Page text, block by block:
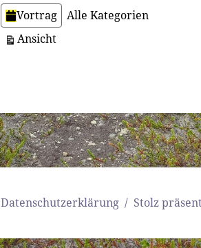
Vortrag
Alle Kategorien
Ansichtausdrucken
Datenschutzerklärung Stolz